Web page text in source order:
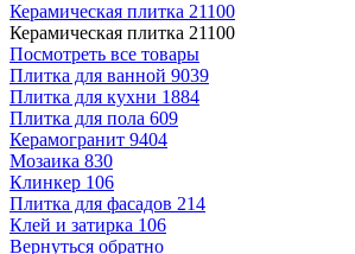
Керамическая плитка 21100
Керамическая плитка 21100
Посмотреть все товары
Плитка для ванной 9039
Плитка для кухни 1884
Плитка для пола 609
Керамогранит 9404
Мозаика 830
Клинкер 106
Плитка для фасадов 214
Клей и затирка 106
Вернуться обратно